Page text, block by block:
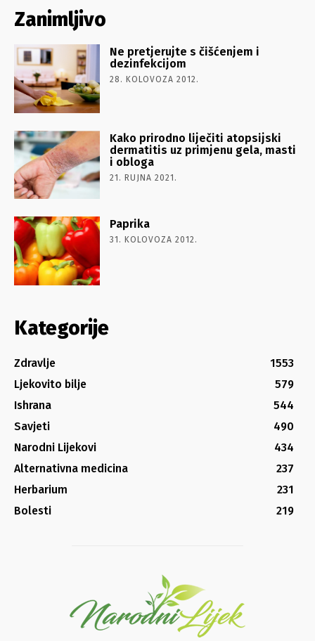
Zanimljivo
Ne pretjerujte s čišćenjem i
dezinfekcijom
28. KOLOVOZA 2012.
Kako prirodno liječiti atopsijski
dermatitis uz primjenu gela, masti
i obloga
21. RUJNA 2021.
Paprika
31. KOLOVOZA 2012.
Kategorije
Zdravlje
1553
Ljekovito bilje
579
Ishrana
544
Savjeti
490
Narodni Lijekovi
434
Alternativna medicina
237
Herbarium
231
Bolesti
219